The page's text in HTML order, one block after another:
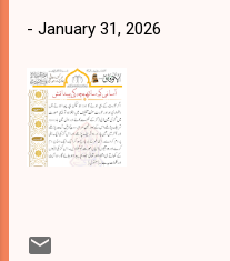
- January 31, 2026